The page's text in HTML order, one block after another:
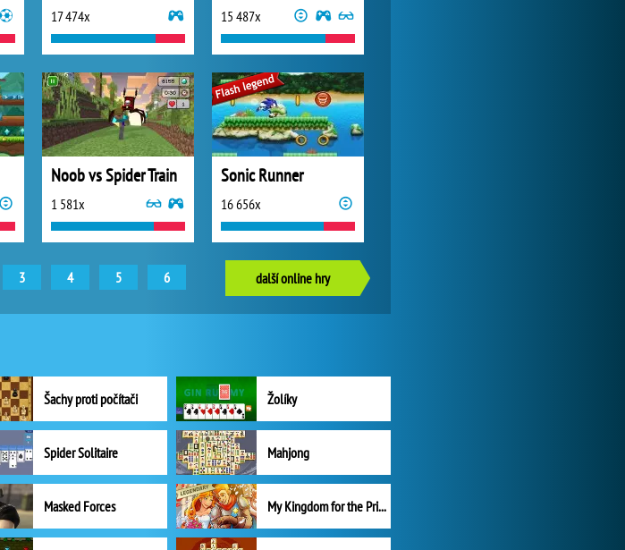
17 474x 15 487x
Noob vs Spider Train
1 581x
Sonic Runner
16 656x
3 4 5 6 další online hry
Šachy proti počítači Žolíky
Spider Solitaire Mahjong
Masked Forces My Kingdom for the Princess Plná verze